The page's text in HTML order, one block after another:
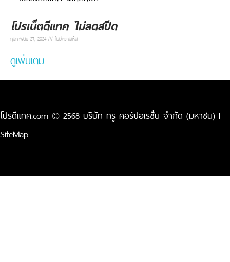
โปรเน็ตดีแทค ไม่ลดสปีด
กุมภาพันธ์ 27, 2024 ไม่มีความเห็น
ดูเพิ่มเติม
โปรดีแทค.com © 2568 บริษัท ทรู คอร์ปอเรชั่น จำกัด (มหาชน) I
SiteMap